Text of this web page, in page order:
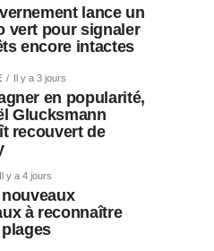
lance un
vert pour signaler
encore intactes
Il y a 3 jours
en popularité,
Glucksmann
recouvert de
Il y a 4 jours
nouveaux
à reconnaître